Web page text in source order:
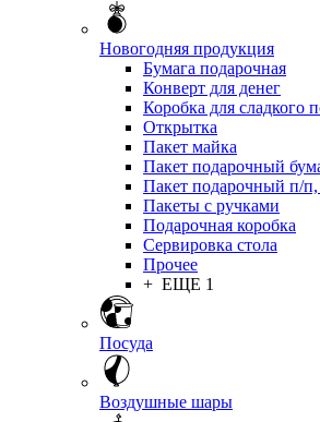
Новогодняя продукция
Бумага подарочная
Конверт для денег
Коробка для сладкого
Открытка
Пакет майка
Пакет подарочный
Пакет подарочный п/
Пакеты с ручками
Подарочная коробка
Сервировка стола
Прочее
+ ЕЩЕ 1
Посуда
Воздушные шары